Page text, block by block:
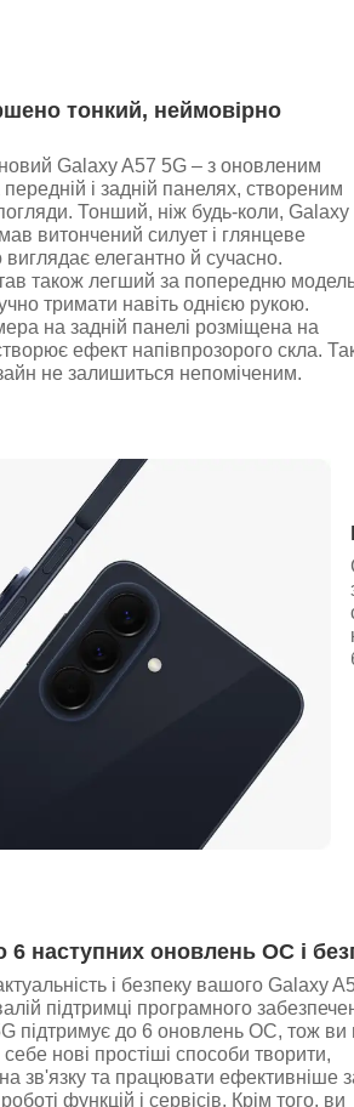
тонкий, неймовірно
новий Galaxy A57 5G – з оновленим
і задній панелях, створеним
Тонший, ніж будь-коли, Galaxy
витончений силует і глянцеве
елегантно й сучасно.
також легший за попередню
тримати навіть однією рукою.
на задній панелі розміщена на
ефект напівпрозорого скла.
не залишиться непоміченим.
6 наступних оновлень ОС і
і безпеку вашого Galaxy
підтримці програмного
підтримує до 6 оновлень ОС, тож ви
себе нові простіші способи творити,
зв'язку та працювати ефективніше
функцій і сервісів. Крім того, ви